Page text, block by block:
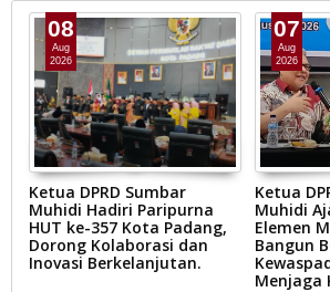
08
Aug
2026
Ketua DPRD Sumbar
Muhidi Hadiri Paripurna
HUT ke-357 Kota Padang,
Dorong Kolaborasi dan
Inovasi Berkelanjutan.
07
Aug
2026
Ketua
Muhidi
Elemen
Bangun
Menjaga